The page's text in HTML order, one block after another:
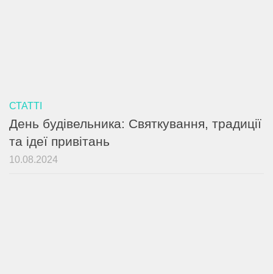
СТАТТІ
День будівельника: Святкування, традиції
та ідеї привітань
10.08.2024